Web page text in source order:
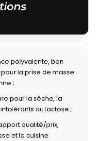
polyvalente, bon
la prise de masse
;
pour la sèche, la
au lactose ;
qualité/prix,
et la cuisine